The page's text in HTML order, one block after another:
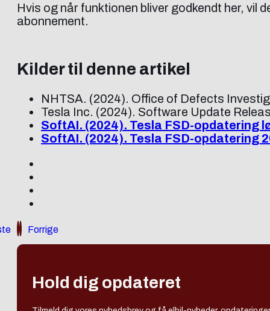
Hvis og når funktionen bliver godkendt her, vil
abonnement.
Kilder til denne artikel
NHTSA. (2024). Office of Defects
Tesla Inc. (2024). Software Update
SoftAI. (2024). Tesla FSD-opdatering
SoftAI. (2024). Tesla FSD-opdatering
Forrige
Hold dig opdateret